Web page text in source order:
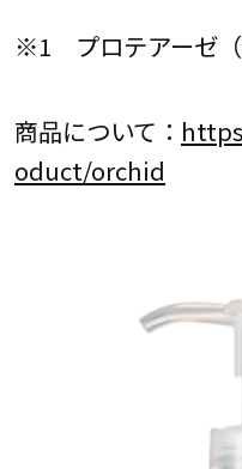
※1 プロテアーゼ（
商品について：
oduct/orchid